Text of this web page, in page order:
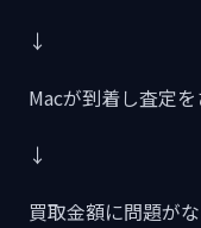
↓
Macが到着し査定を
↓
買取金額に問題が